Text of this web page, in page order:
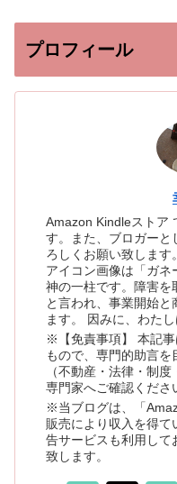
プロフィール
Amazon Kindleストア
す。また、ブロガーと
ろしくお願い致します。
アイコン画像は「ガ
神の一柱です。障害を
と言われ、事業開始
ます。 因みに、わた
※【免責事項】 本記事
もので、専門的助言
（不動産・法律・制
専門家へご確認くださ
※当ブログは、「
販売により収入を得て
告サービスも利用して
致します。